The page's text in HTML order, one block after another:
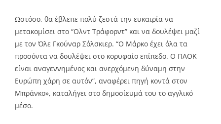
Ωστόσο, θα έβλεπε πολύ ζεστά την ευκαιρία να
μετακομίσει στο “Ολντ Τράφορντ” και να δουλέψει μαζί
με τον Όλε Γκούναρ Σόλσκιερ. “Ο Μάρκο έχει όλα τα
προσόντα να δουλέψει στο κορυφαίο επίπεδο. Ο ΠΑΟΚ
είναι αναγεννημένος και ανερχόμενη δύναμη στην
Ευρώπη χάρη σε αυτόν”, αναφέρει πηγή κοντά στον
Μπράνκο», καταλήγει στο δημοσίευμά του το αγγλικό
μέσο.